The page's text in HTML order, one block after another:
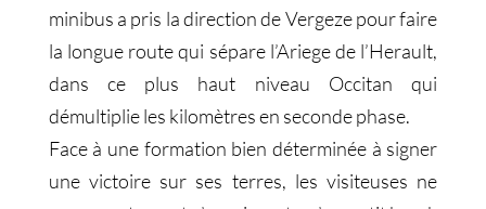
minibus a pris la direction de Vergeze pour faire
la longue route qui sépare l’Ariege de l’Herault,
dans ce plus haut niveau Occitan qui
démultiplie les kilomètres en seconde phase.
Face à une formation bien déterminée à signer
une victoire sur ses terres, les visiteuses ne